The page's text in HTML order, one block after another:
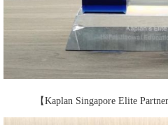
【Kaplan Singapore Elite Partner